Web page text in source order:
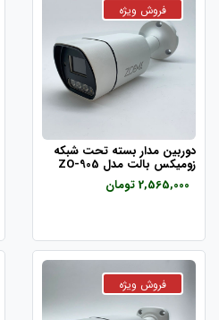
دوربین مدار بسته تحت شبکه
زومیکس بالت مدل ZO-905
2,565,000 تومان